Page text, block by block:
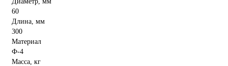
60
Длина, мм
300
Материал
Ф-4
Масса, кг